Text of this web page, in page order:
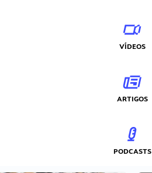
VÍDEOS
ARTIGOS
PODCASTS